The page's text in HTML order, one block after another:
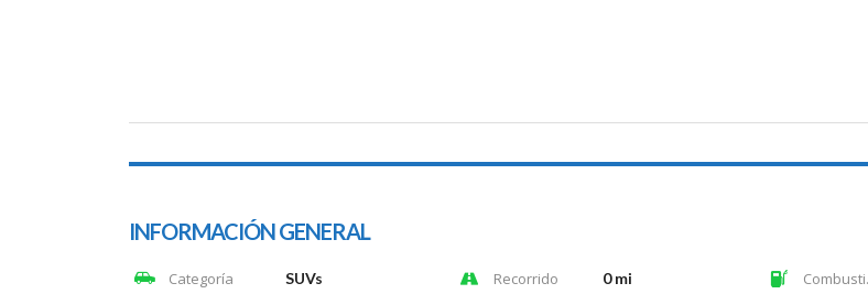
INFORMACIÓN GENERAL
Categoría SUVs Recorrido 0 mi Combustible